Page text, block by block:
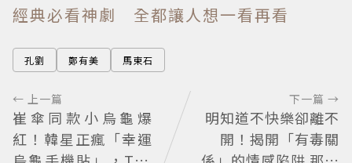
經典必看神劇 全都讓人想一看再看
孔劉 鄭有美 馬東石
← 上一篇
崔傘同款小烏龜爆
紅！韓星正瘋「幸運
下一篇 →
明知道不快樂卻離不
開！揭開「有毒關